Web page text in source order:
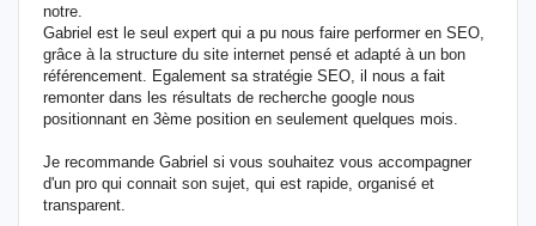
notre.
Gabriel est le seul expert qui a pu nous faire performer en SEO,
grâce à la structure du site internet pensé et adapté à un bon
référencement. Egalement sa stratégie SEO, il nous a fait
remonter dans les résultats de recherche google nous
positionnant en 3ème position en seulement quelques mois.
Je recommande Gabriel si vous souhaitez vous accompagner
d'un pro qui connait son sujet, qui est rapide, organisé et
transparent.